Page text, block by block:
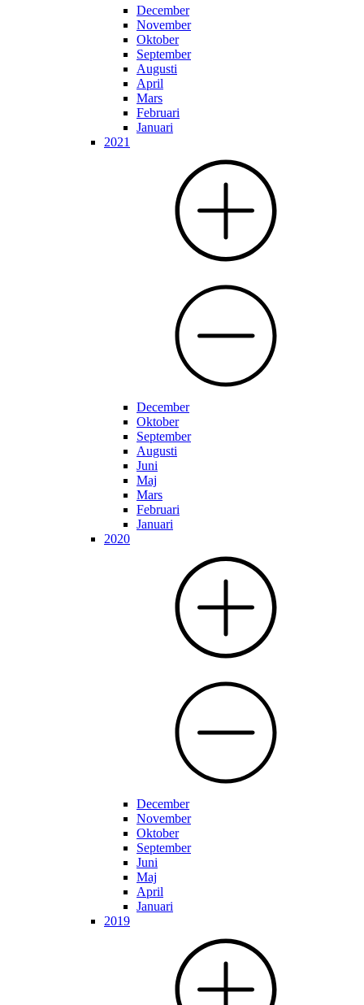
December
November
Oktober
September
Augusti
April
Mars
Februari
Januari
2021
December
Oktober
September
Augusti
Juni
Maj
Mars
Februari
Januari
2020
December
November
Oktober
September
Juni
Maj
April
Januari
2019